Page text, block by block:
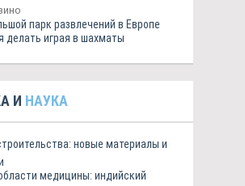
парк развлечений в Европе
делать играя в шахматы
И НАУКА
новые материалы и
медицины: индийский